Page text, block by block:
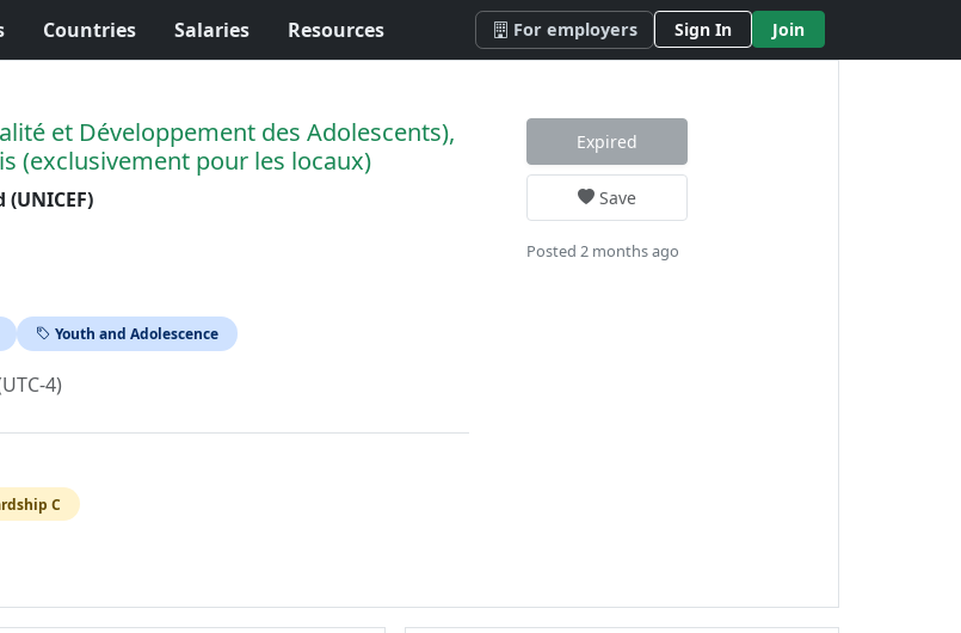
Countries Salaries Resources For employers Sign In Join
et Développement des Adolescents),
(exclusivement pour les locaux)
Youth and Adolescence
4)
C
Expired
Save
Posted 2 months ago